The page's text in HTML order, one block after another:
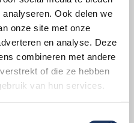
Ook delen we
onze site met onze
en analyse. Deze
combineren met andere
of die ze hebben
van hun services.
Ontdek jouw
ons om je vragen te
2020660